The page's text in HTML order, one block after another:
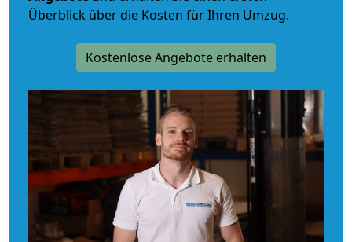
Überblick über die Kosten für Ihren Umzug.
Kostenlose Angebote erhalten